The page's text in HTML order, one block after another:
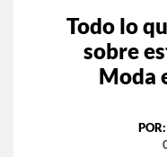
Todo lo
sobre
Moda
POR: